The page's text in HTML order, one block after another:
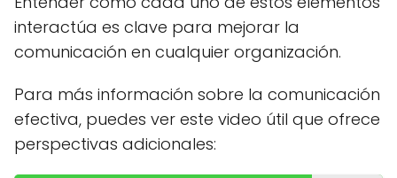
interactúa es clave para mejorar la
comunicación en cualquier organización.
Para más información sobre la comunicación
efectiva, puedes ver este video útil que ofrece
perspectivas adicionales: